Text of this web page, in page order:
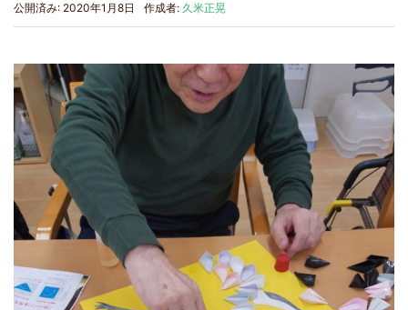
公開済み: 2020年1月8日 作成者: 久米正晃